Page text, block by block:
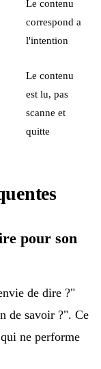
Le contenu
correspond a
l'intention
Le contenu
est lu, pas
scanne et
quitte
pour son
de dire ?"
de savoir ?". Ce
ne performe